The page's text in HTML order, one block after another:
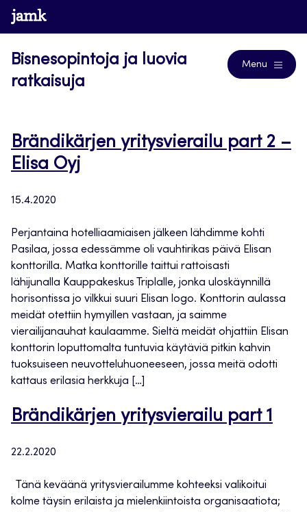
Siirry
suoraan
www.jamk.fi
Bisnesopintoja ja luovia
ratkaisuja
Menu
Brändikärjen yritysvierailu part 2 –
Elisa Oyj
15.4.2020
Perjantaina hotelliaamiaisen jälkeen lähdimme kohti
Pasilaa, jossa edessämme oli vauhtirikas päivä Elisan
konttorilla. Matka konttorille taittui rattoisasti
lähijunalla Kauppakeskus Triplalle, jonka uloskäynnillä
horisontissa jo vilkkui suuri Elisan logo. Konttorin aulassa
meidät otettiin hymyillen vastaan, ja saimme
vierailijanauhat kaulaamme. Sieltä meidät ohjattiin Elisan
konttorin loputtomalta tuntuvia käytäviä pitkin kahvin
tuoksuiseen neuvotteluhuoneeseen, jossa meitä odotti
kattaus erilasia herkkuja […]
Brändikärjen yritysvierailu part 1
22.2.2020
Tänä keväänä yritysvierailumme kohteeksi valikoitui
kolme täysin erilaista ja mielenkiintoista organisaatiota;